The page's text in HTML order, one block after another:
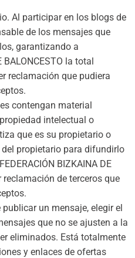
Al participar en los blogs de
de los mensajes que
garantizando a
BALONCESTO la total
reclamación que pudiera
contengan material
intelectual o
que es su propietario o
propietario para difundirlo
BIZKAINA DE
reclamación de terceros que
un mensaje, elegir el
que no se ajusten a la
eliminados. Está totalmente
y enlaces de ofertas